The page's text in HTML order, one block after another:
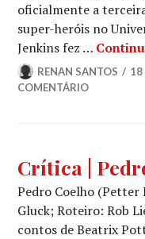
oficialmente a
super-heróis no
Jenkins fez …
RENAN SANTOS 18
COMENTÁRIO
CANAL
CINE
ETERNO,
CINEMA,
Crítica |
Pedro Coelho (Petter
Gluck; Roteiro: Rob
contos de Beatrix